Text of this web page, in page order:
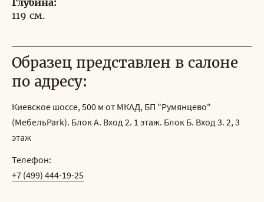
Глубина:
119 см.
Образец представлен в салоне
по адресу:
Киевское шоссе, 500 м от МКАД, БП "Румянцево"
(МебельPark). Блок А. Вход 2. 1 этаж. Блок Б. Вход 3. 2, 3
этаж
Телефон:
+7 (499) 444-19-25